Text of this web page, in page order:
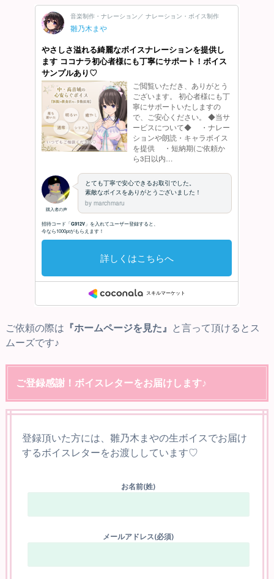
ご依頼の際は 『ホームページを見た』
と言って頂けるとス
ムーズです♪
ご登録感謝！ボイスレターをお届けします♪
登録頂いた方には、雛乃木まやの生ボイスでお届け
するボイスレターをお渡ししています♡
お名前(姓)
メールアドレス(必須)